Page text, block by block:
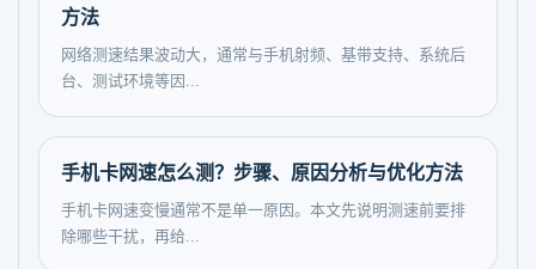
方法
网络测速结果波动大，通常与手机射频、基带支持、系统后
台、测试环境等因...
手机卡网速怎么测？步骤、原因分析与优化方法
手机卡网速变慢通常不是单一原因。本文先说明测速前要排
除哪些干扰，再给...